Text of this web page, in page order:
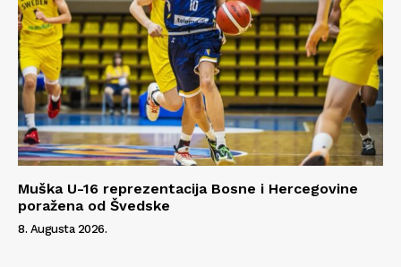
Muška U-16 reprezentacija Bosne i Hercegovine
poražena od Švedske
8. Augusta 2026.